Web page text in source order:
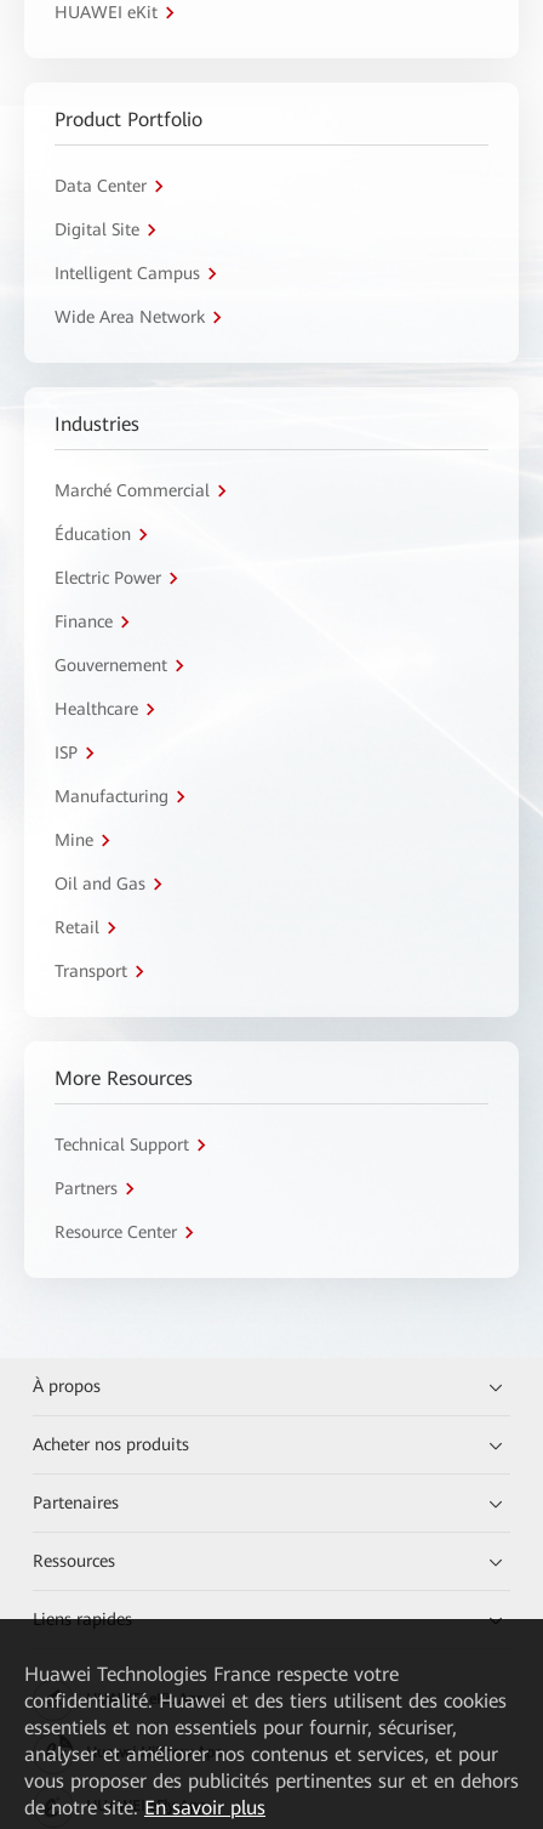
HUAWEI eKit
Product Portfolio
Data Center
Digital Site
Intelligent Campus
Wide Area Network
Industries
Marché Commercial
Éducation
Electric Power
Finance
Gouvernement
Healthcare
ISP
Manufacturing
Mine
Oil and Gas
Retail
Transport
More Resources
Technical Support
Partners
Resource Center
À propos
Acheter nos produits
Partenaires
Ressources
Liens rapides
HUAWEI eKit App
Huawei HiKnow App
HUAWEI eFly App
Huawei Technologies France respecte votre
confidentialité. Huawei et des tiers utilisent des cookies
essentiels et non essentiels pour fournir, sécuriser,
analyser et améliorer nos contenus et services, et pour
vous proposer des publicités pertinentes sur et en dehors
de notre site. En savoir plus